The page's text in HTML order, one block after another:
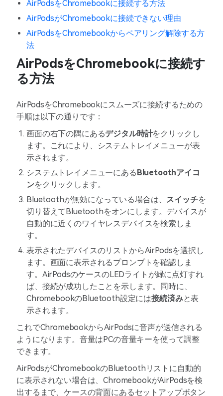
AirPodsをChromebookに接続する方法
AirPodsがChromebookに接続できない理由
AirPodsをChromebookからペアリング解除する方
法
AirPodsをChromebookに接続す
る方法
AirPodsをChromebookにスムーズに接続するための
手順は以下の通りです：
画面の右下の隅にあるデジタル時計をクリックし
ます。これにより、システムトレイメニューが表
示されます。
システムトレイメニューにあるBluetoothアイコ
ンをクリックします。
Bluetoothが無効になっている場合は、 スイッチを
切り替えてBluetoothをオンにします。デバイスが
自動的に近くのワイヤレスデバイスを検索しま
す。
表示されたデバイスのリストからAirPodsを選択し
ます。画面に表示されるプロンプトを確認しま
す。AirPodsのケースのLEDライトが緑に点灯すれ
ば、接続が成功したことを示します。同時に、
ChromebookのBluetooth設定には接続済みと表
示されます。
これでChromebookからAirPodsに音声が送信される
ようになります。音量はPCの音量キーを使って調整
できます。
AirPodsがChromebookのBluetoothリストに自動的
に表示されない場合は、ChromebookがAirPodsを検
出するまで、ケースの背面にあるセットアップボタン